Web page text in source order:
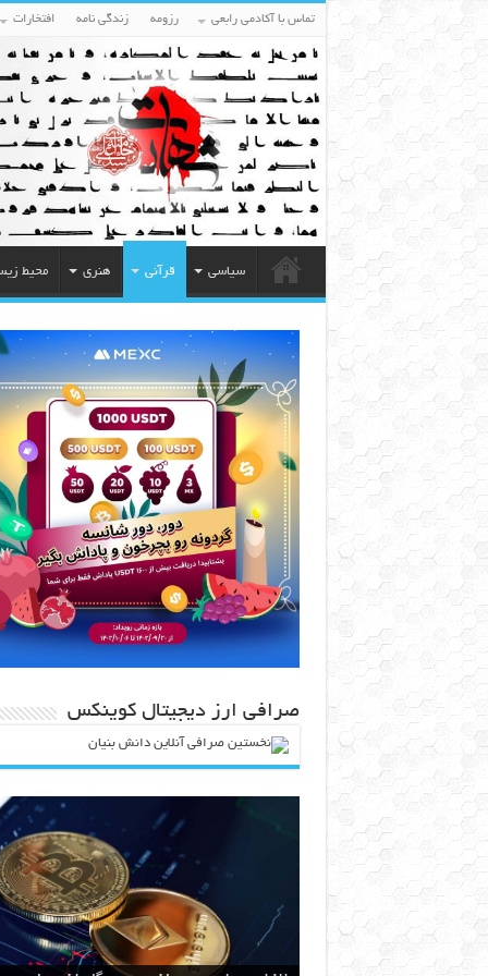
تماس با آکادمی رابعی رزومه زندگی نامه افتخارات
سیاسی قرآنی هنری محیط
صرافی ارز دیجیتال کوینکس